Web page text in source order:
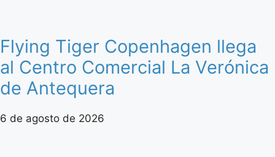
Flying Tiger Copenhagen llega
al Centro Comercial La Verónica
de Antequera
6 de agosto de 2026